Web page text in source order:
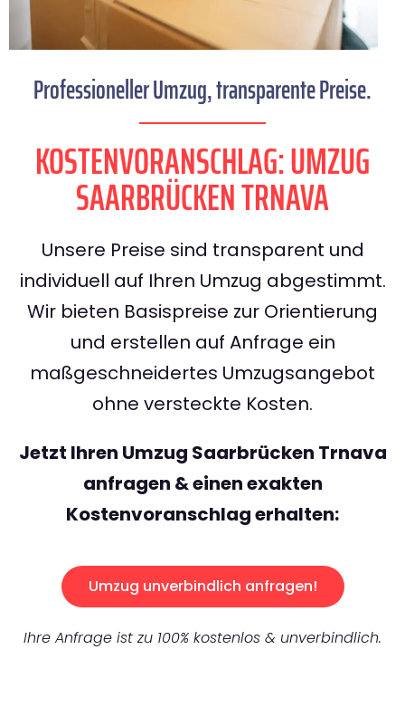
Professioneller Umzug, transparente Preise.
KOSTENVORANSCHLAG: UMZUG
SAARBRÜCKEN TRNAVA
Unsere Preise sind transparent und
individuell auf Ihren Umzug abgestimmt.
Wir bieten Basispreise zur Orientierung
und erstellen auf Anfrage ein
maßgeschneidertes Umzugsangebot
ohne versteckte Kosten.
Jetzt Ihren Umzug Saarbrücken Trnava
anfragen & einen exakten
Kostenvoranschlag erhalten:
Umzug unverbindlich anfragen!
Ihre Anfrage ist zu 100% kostenlos & unverbindlich.